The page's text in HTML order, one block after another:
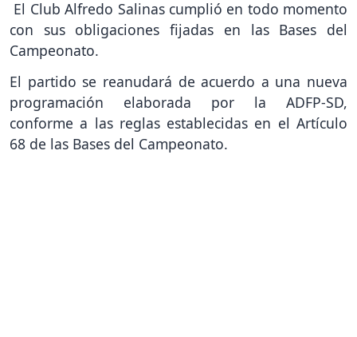
El Club Alfredo Salinas cumplió en todo momento
con sus obligaciones fijadas en las Bases del
Campeonato.
El partido se reanudará de acuerdo a una nueva
programación elaborada por la ADFP-SD,
conforme a las reglas establecidas en el Artículo
68 de las Bases del Campeonato.